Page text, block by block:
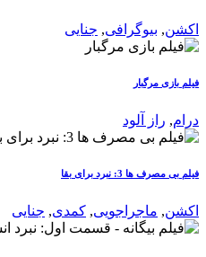
اکشن, بیوگرافی, جنایی
فیلم بازی مرگبار
درام, راز آلود
فیلم بی مصرف ها 3: نبرد برای بقا
اکشن, ماجراجویی, کمدی, جنایی